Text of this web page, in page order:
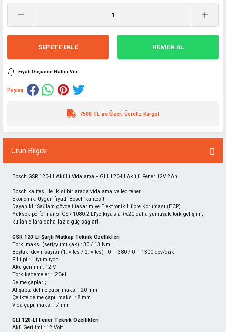
SEPETE EKLE HEMEN AL
Fiyatı Düşünce Haber Ver
Paylaş
7500 TL ve Üzeri Ücretiz Kargo!
Ürün Bilgisi
Bosch GSR 120-LI Akülü Vidalama + GLI 120-LI Akülü Fener 12V 2Ah
Bosch kalitesi ile ikisi bir arada vidalama ve led fener.
Ekonomik: Uygun fiyatlı Bosch kalitesi!
Dayanıklı: Sağlam gövdeli tasarım ve Elektronik Hücre Koruması (ECP)
Yüksek performans: GSR 1080-2-LI'ye kıyasla +%20 daha yumuşak tork gelişimi,
kullanıcılara daha fazla güç sağlar!
GSR 120-LI Şarjlı Matkap Teknik Özellikleri
Tork, maks. (sert/yumuşak) : 30 / 13 Nm
Boştaki devir sayısı (1. vites / 2. vites) : 0 – 380 / 0 – 1300 dev/dak
Pil tipi : Lityum İyon
Akü gerilimi : 12 V
Tork kademeleri : 20+1
Delme çapları;
Ahşapta delme çapı, maks. : 20 mm
Çelikte delme çapı, maks. : 8 mm
Vida çapı, maks. : 7 mm
GLI 120-LI Fener Teknik Özellikleri
Akü Gerilimi : 12 Volt